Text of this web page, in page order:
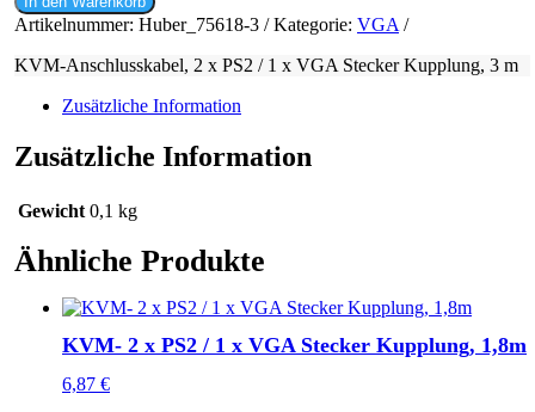
x
PS2
/
Stecker
Kupplung,
Menge
Artikelnummer: Huber_75618-3 Kategorie: VGA
KVM-Anschlusskabel, 2 x PS2 / 1 x VGA Stecker Kupplung, 3 m
Zusätzliche Information
Zusätzliche Information
Gewicht 0,1 kg
Ähnliche Produkte
KVM- 2 x PS2 / 1 x VGA Stecker Kupplung, 1,8m
6,87 €